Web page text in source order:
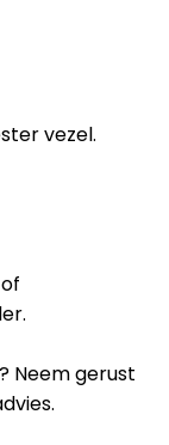
vezel.
Neem gerust